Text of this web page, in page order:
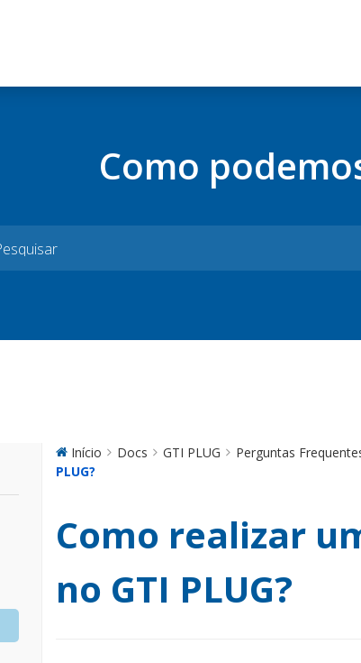
Como
Início Docs GTI PLUG Perguntas
PLUG?
Como realizar
no GTI PLUG?